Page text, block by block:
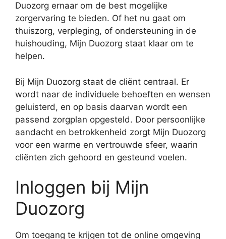
Duozorg ernaar om de best mogelijke
zorgervaring te bieden. Of het nu gaat om
thuiszorg, verpleging, of ondersteuning in de
huishouding, Mijn Duozorg staat klaar om te
helpen.
Bij Mijn Duozorg staat de cliënt centraal. Er
wordt naar de individuele behoeften en wensen
geluisterd, en op basis daarvan wordt een
passend zorgplan opgesteld. Door persoonlijke
aandacht en betrokkenheid zorgt Mijn Duozorg
voor een warme en vertrouwde sfeer, waarin
cliënten zich gehoord en gesteund voelen.
Inloggen bij Mijn
Duozorg
Om toegang te krijgen tot de online omgeving